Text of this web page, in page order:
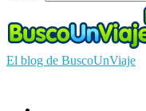
El blog de BuscoUnViaje